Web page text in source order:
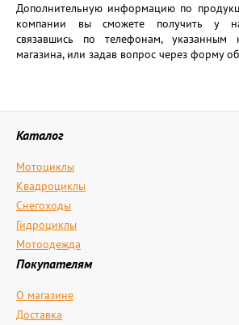
Дополнительную информацию по
компании вы сможете получить у
связавшись по телефонам, указанным
магазина, или задав вопрос через форму
Каталог
Мотоциклы
Квадроциклы
Снегоходы
Гидроциклы
Мотоодежда
Покупателям
О магазине
Доставка